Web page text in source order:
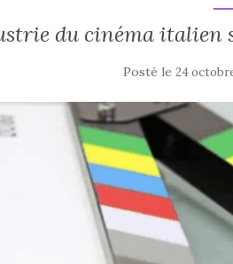
du cinéma italien
Posté le 24